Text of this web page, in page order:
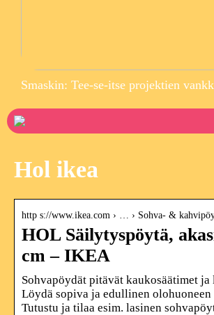
Smaskin: Tee-se-itse projektien
Hol ikea
http s://www.ikea.com › … › Sohva- &
HOL Säilytyspöytä,
cm – IKEA
Sohvapöydät pitävät kaukosäätimet ja
Löydä sopiva ja edullinen
Tutustu ja tilaa esim. lasinen